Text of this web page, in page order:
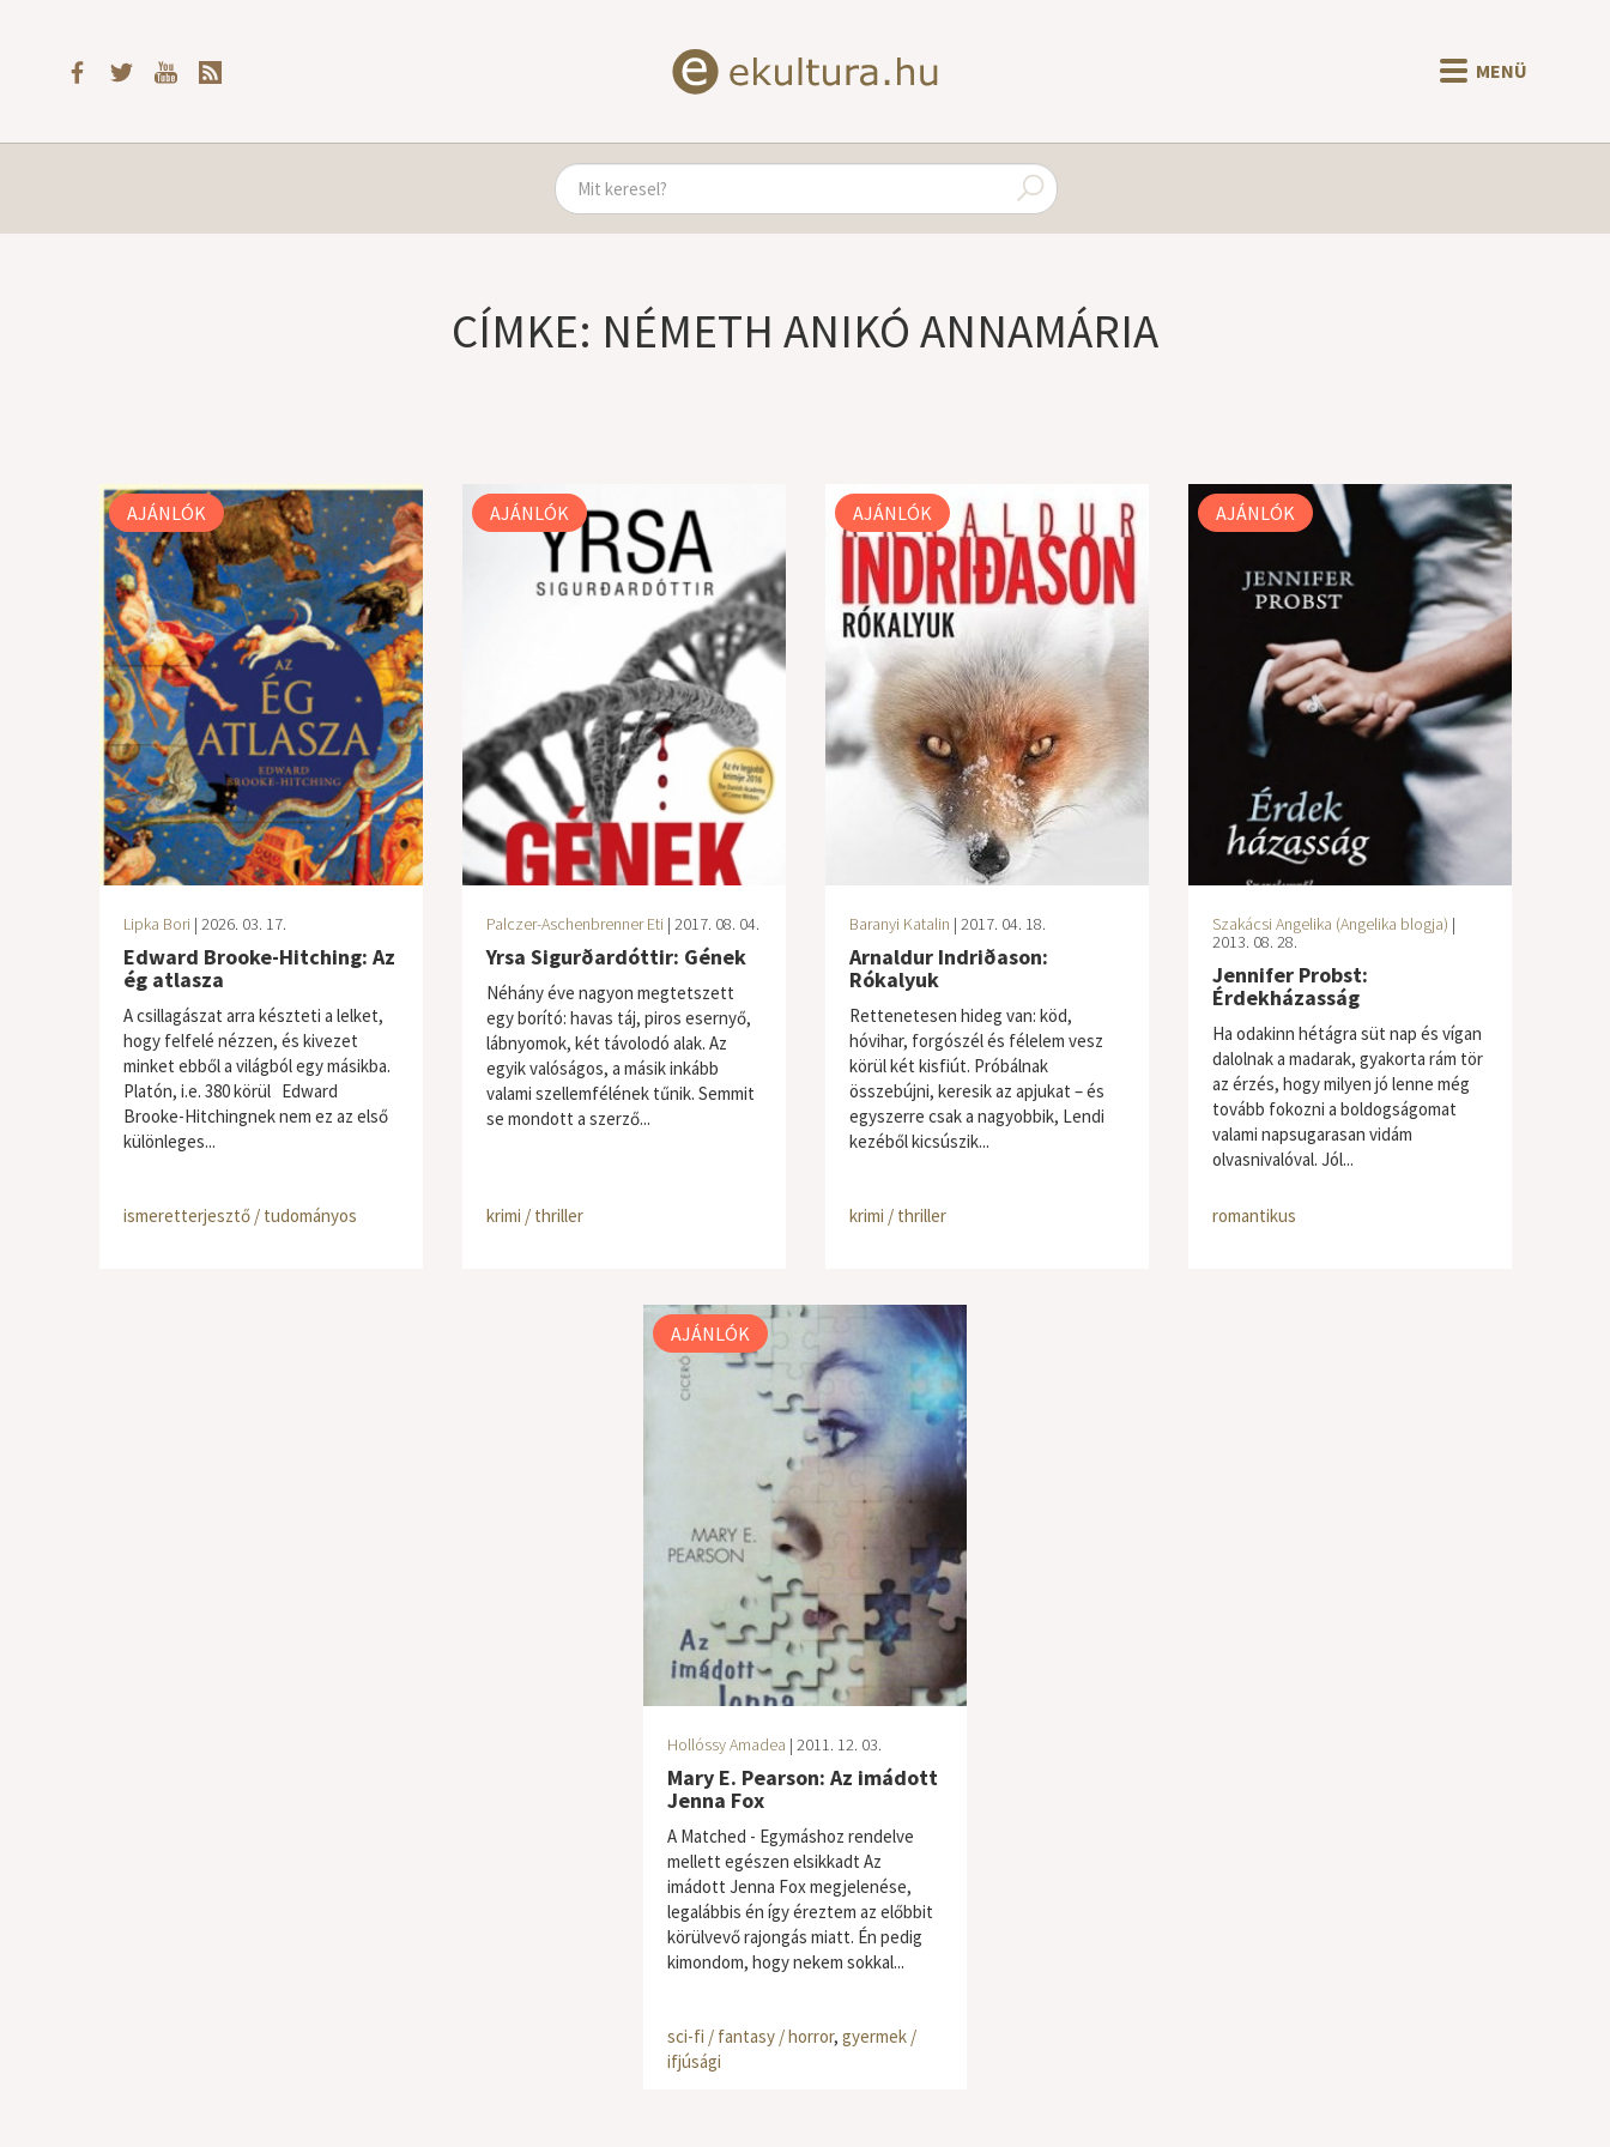
MENÜ
CÍMKE: NÉMETH ANIKÓ ANNAMÁRIA
AJÁNLÓK
Lipka Bori | 2026. 03. 17.
Edward Brooke-Hitching: Az
ég atlasza
A csillagászat arra készteti a lelket,
hogy felfelé nézzen, és kivezet
minket ebből a világból egy másikba.
Platón, i.e. 380 körül Edward
Brooke-Hitchingnek nem ez az első
különleges...
ismeretterjesztő / tudományos
AJÁNLÓK
Palczer-Aschenbrenner Eti | 2017. 08. 04.
Yrsa Sigurðardóttir: Gének
Néhány éve nagyon megtetszett
egy borító: havas táj, piros esernyő,
lábnyomok, két távolodó alak. Az
egyik valóságos, a másik inkább
valami szellemfélének tűnik. Semmit
se mondott a szerző...
krimi / thriller
AJÁNLÓK
Baranyi Katalin | 2017. 04. 18.
Arnaldur Indriðason:
Rókalyuk
Rettenetesen hideg van: köd,
hóvihar, forgószél és félelem vesz
körül két kisfiút. Próbálnak
összebújni, keresik az apjukat – és
egyszerre csak a nagyobbik, Lendi
kezéből kicsúszik...
krimi / thriller
AJÁNLÓK
Szakácsi Angelika (Angelika blogja) |
2013. 08. 28.
Jennifer Probst:
Érdekházasság
Ha odakinn hétágra süt nap és vígan
dalolnak a madarak, gyakorta rám tör
az érzés, hogy milyen jó lenne még
tovább fokozni a boldogságomat
valami napsugarasan vidám
olvasnivalóval. Jól...
romantikus
AJÁNLÓK
Hollóssy Amadea | 2011. 12. 03.
Mary E. Pearson: Az imádott
Jenna Fox
A Matched - Egymáshoz rendelve
mellett egészen elsikkadt Az
imádott Jenna Fox megjelenése,
legalábbis én így éreztem az előbbit
körülvevő rajongás miatt. Én pedig
kimondom, hogy nekem sokkal...
sci-fi / fantasy / horror, gyermek /
ifjúsági